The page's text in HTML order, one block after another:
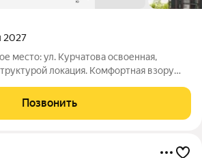
2027
локация. Комфортная взору
квартиры с
Позвонить